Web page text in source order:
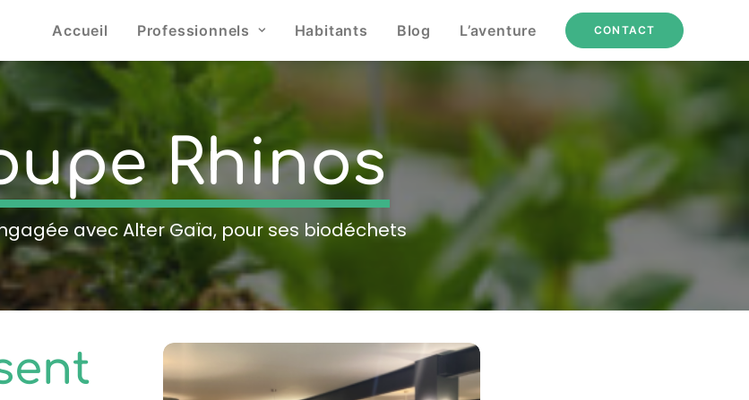
Accueil Professionnels Habitants Blog L’aventure CONTACT
Rhinos
avec Alter Gaïa, pour ses biodéchets